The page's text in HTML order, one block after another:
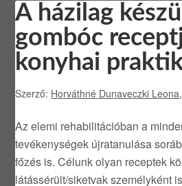
A házilag
gombóc
konyhai
Szerző: Horváthné Dunaveczki Leona
Az elemi rehabilitációban a
tevékenységek újratanulása
főzés is. Célunk olyan receptek
látássérült/siketvak személyként